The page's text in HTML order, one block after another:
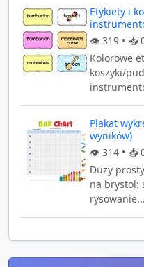
Etykiety i
👁️ 319 • 📥
Kolorowe
koszyki/
Plakat
wyników)
👁️ 314 • 📥
Duży
na brystol:
rysowanie...